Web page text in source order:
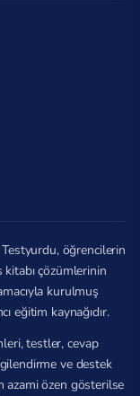
Testyurdu, öğrencilerin
kitabı çözümlerinin
kurulmuş
eğitim kaynağıdır.
testler, cevap
ve destek
azami özen gösterilse